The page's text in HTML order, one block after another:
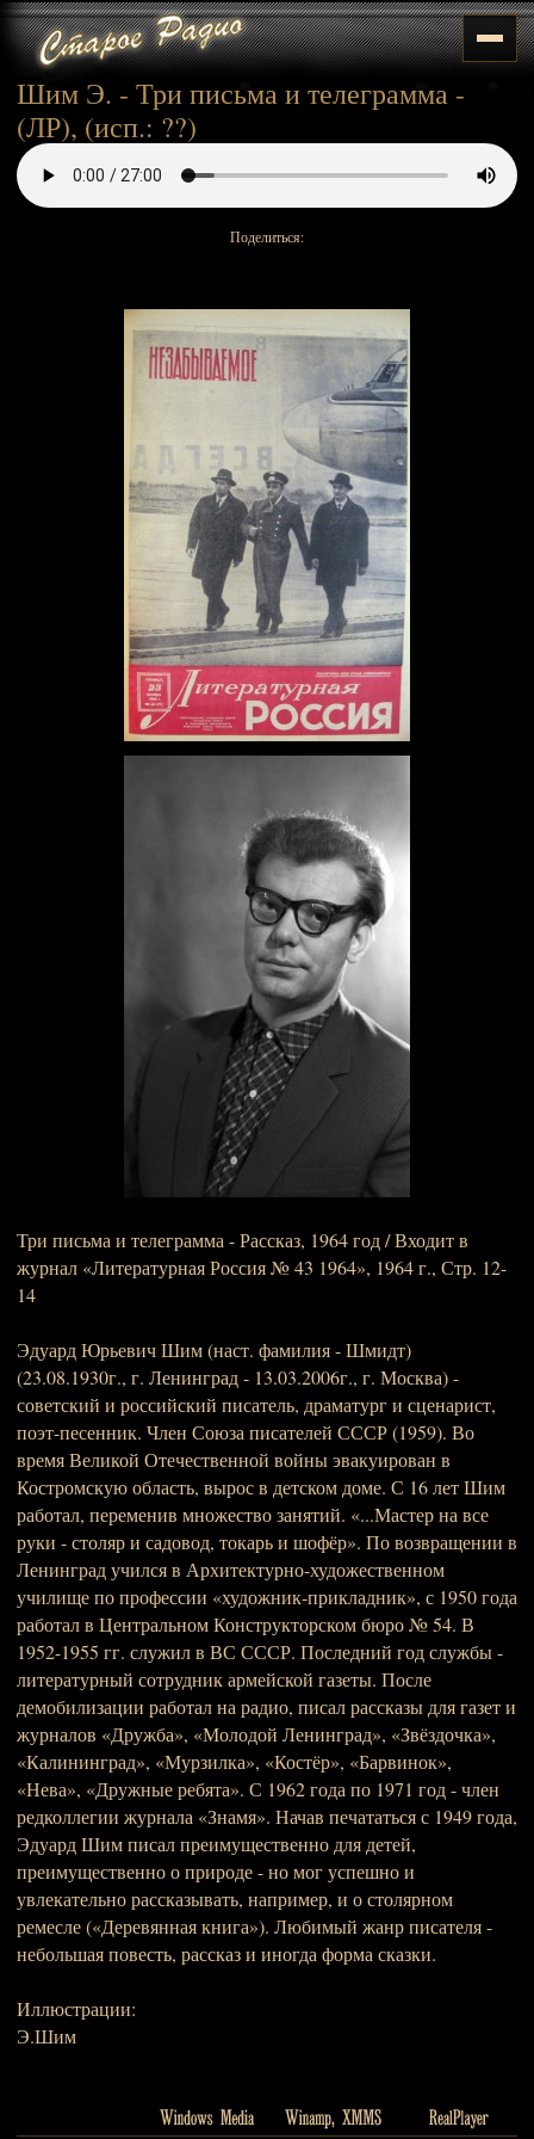
Шим Э. - Три письма и телеграмма -
(ЛР), (исп.: ??)
Поделиться:
Три письма и телеграмма - Рассказ, 1964 год / Входит в
журнал «Литературная Россия № 43 1964», 1964 г., Стр. 12-
14
Эдуард Юрьевич Шим (наст. фамилия - Шмидт)
(23.08.1930г., г. Ленинград - 13.03.2006г., г. Москва) -
советский и российский писатель, драматург и сценарист,
поэт-песенник. Член Союза писателей СССР (1959). Во
время Великой Отечественной войны эвакуирован в
Костромскую область, вырос в детском доме. С 16 лет Шим
работал, переменив множество занятий. «...Мастер на все
руки - столяр и садовод, токарь и шофёр». По возвращении в
Ленинград учился в Архитектурно-художественном
училище по профессии «художник-прикладник», с 1950 года
работал в Центральном Конструкторском бюро № 54. В
1952-1955 гг. служил в ВС СССР. Последний год службы -
литературный сотрудник армейской газеты. После
демобилизации работал на радио, писал рассказы для газет и
журналов «Дружба», «Молодой Ленинград», «Звёздочка»,
«Калининград», «Мурзилка», «Костёр», «Барвинок»,
«Нева», «Дружные ребята». С 1962 года по 1971 год - член
редколлегии журнала «Знамя». Начав печататься с 1949 года,
Эдуард Шим писал преимущественно для детей,
преимущественно о природе - но мог успешно и
увлекательно рассказывать, например, и о столярном
ремесле («Деревянная книга»). Любимый жанр писателя -
небольшая повесть, рассказ и иногда форма сказки.
Иллюстрации:
Э.Шим